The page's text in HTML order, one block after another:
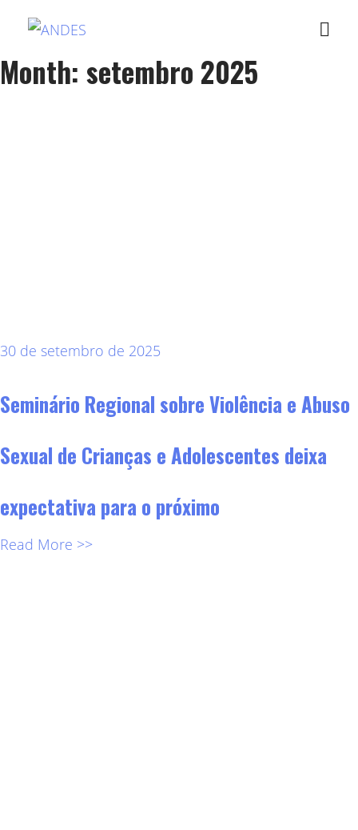
Month: setembro 2025
30 de setembro de 2025
Seminário Regional sobre Violência e Abuso
Sexual de Crianças e Adolescentes deixa
expectativa para o próximo
Read More >>